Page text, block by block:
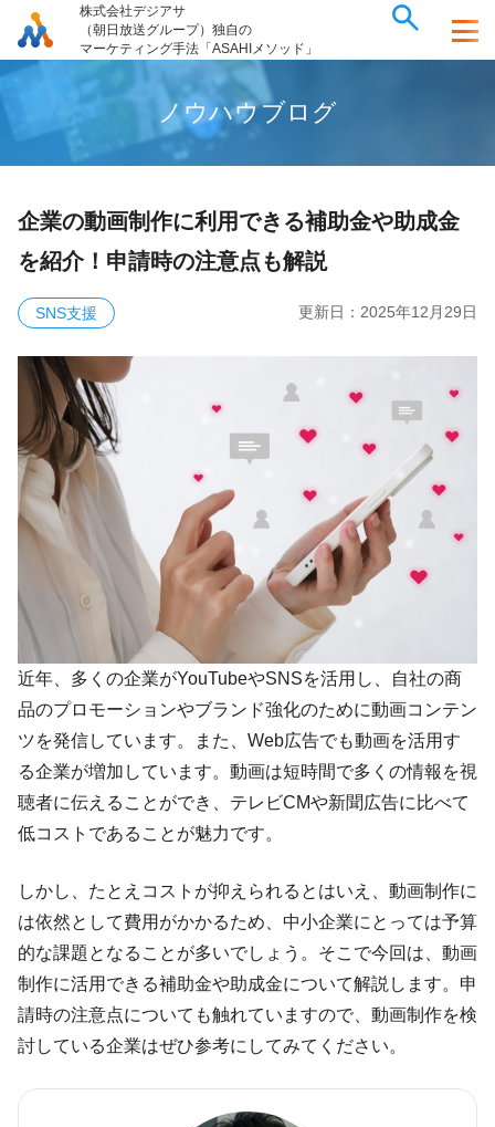
株式会社デジアサ
（朝日放送グループ）独自の
マーケティング手法「ASAHIメソッド」
ノウハウブロ グ
企業の動画制作に利用できる補助金や助成金
を紹介！申請時の注意点も解説
SNS支援 更新日： 2025年12月29日
近年、多くの企業がYouTubeやSNSを活用し、自社の商
品のプロモーションやブランド強化のために動画コンテン
ツを発信しています。また、Web広告でも動画を活用す
る企業が増加しています。動画は短時間で多くの情報を視
聴者に伝えることができ、テレビCMや新聞広告に比べて
低コストであることが魅力です。
しかし、たとえコストが抑えられるとはいえ、動画制作に
は依然として費用がかかるため、中小企業にとっては予算
的な課題となることが多いでしょう。そこで今回は、動画
制作に活用できる補助金や助成金について解説します。申
請時の注意点についても触れていますので、動画制作を検
討している企業はぜひ参考にしてみてください。